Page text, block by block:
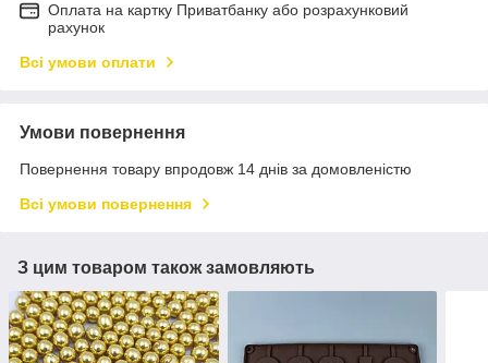
Оплата на картку Приватбанку або розрахунковий
рахунок
Всі умови оплати
Умови повернення
Повернення товару впродовж 14 днів за домовленістю
Всі умови повернення
З цим товаром також замовляють